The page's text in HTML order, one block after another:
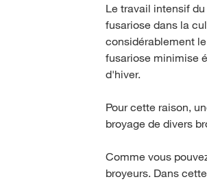
Le travail intensif
fusariose dans la
considérablement
fusariose minimise
d'hiver.
Pour cette raison,
broyage de divers
Comme vous
broyeurs. Dans